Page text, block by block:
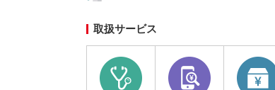
取扱サービス引！東京ゼロエミポイントは
期限：2027年3月31日(水)